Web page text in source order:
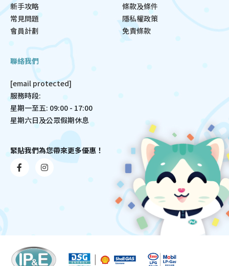
新手攻略
常見問題
會員計劃
條款及條件
隱私權政策
免責條款
聯絡我們
[email protected]
服務時段:
星期一至五: 09:00 - 17:00
星期六日及公眾假期休息
緊貼我們為您帶來更多優惠！